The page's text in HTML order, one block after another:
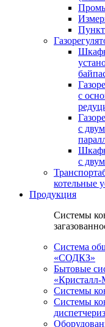
с
с
c
котельные
Продукция
Системы
Система
«СОДКЗ»
Бытовые
Системы
Системы